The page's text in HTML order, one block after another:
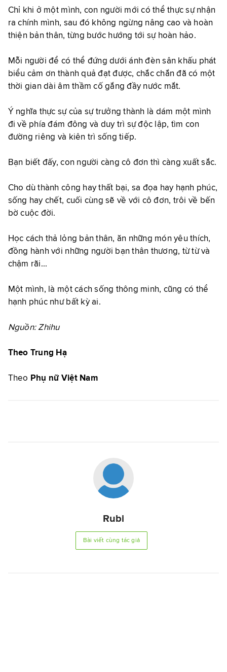
Chỉ khi ở một mình, con người mới có thể thực sự nhận
ra chính mình, sau đó không ngừng nâng cao và hoàn
thiện bản thân, từng bước hướng tới sự hoàn hảo.
Mỗi người để có thể đứng dưới ánh đèn sân khấu phát
biểu cảm ơn thành quả đạt được, chắc chắn đã có một
thời gian dài âm thầm cố gắng đầy nước mắt.
Ý nghĩa thực sự của sự trưởng thành là dám một mình
đi về phía đám đông và duy trì sự độc lập, tìm con
đường riêng và kiên trì sống tiếp.
Bạn biết đấy, con người càng cô đơn thì càng xuất sắc.
Cho dù thành công hay thất bại, sa đọa hay hạnh phúc,
sống hay chết, cuối cùng sẽ về với cô đơn, trôi về bến
bờ cuộc đời.
Học cách thả lỏng bản thân, ăn những món yêu thích,
đồng hành với những người bạn thân thương, từ từ và
chậm rãi...
Một mình, là một cách sống thông minh, cũng có thể
hạnh phúc như bất kỳ ai.
Nguồn: Zhihu
Theo Trung Hạ
Theo Phụ nữ Việt Nam
Rubi
Bài viết cùng tác giả